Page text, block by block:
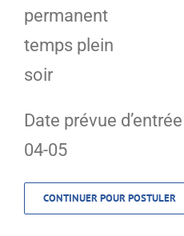
permanent
temps plein
soir
Date prévue
04-05
CONTINUER POUR POSTULER